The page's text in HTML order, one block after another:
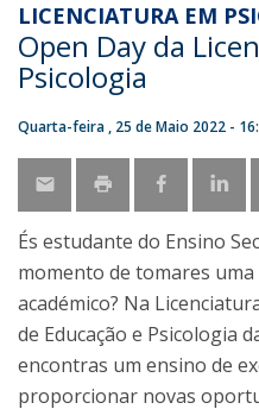
LICENCIATURA EM
Open Day da
Psicologia
Quarta-feira , 25 de Maio 2022 -
És estudante do Ensino
momento de tomares
académico? Na
de Educação e Psicologia
encontras um ensino de
proporcionar novas